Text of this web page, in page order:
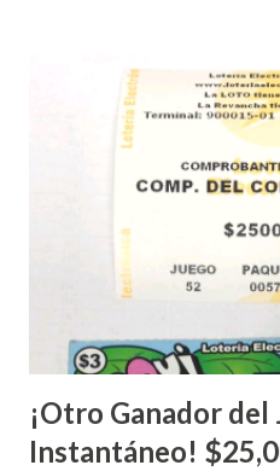
instantáneos”, indicó López.
López explicó que el mismo
Estados Unidos y los
números ganadores del mismo
aquellos con jugadas
Loto, Revancha, Pega 2, Pega
Mientras, que l...
¡Otro Ganador del
Instantáneo!